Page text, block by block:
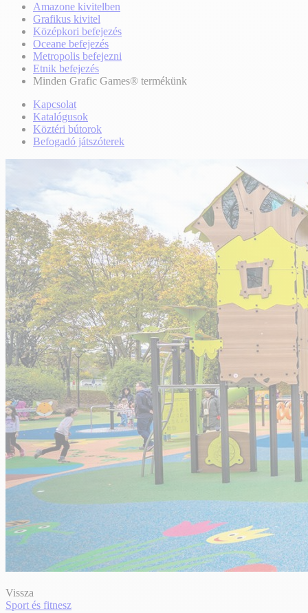
Amazone kivitelben
Grafikus kivitel
Középkori befejezés
Oceane befejezés
Metropolis befejezni
Etnik befejezés
Minden Grafic Games® termékünk
Kapcsolat
Katalógusok
Köztéri bútorok
Befogadó játszóterek
Vissza
Sport és fitnesz